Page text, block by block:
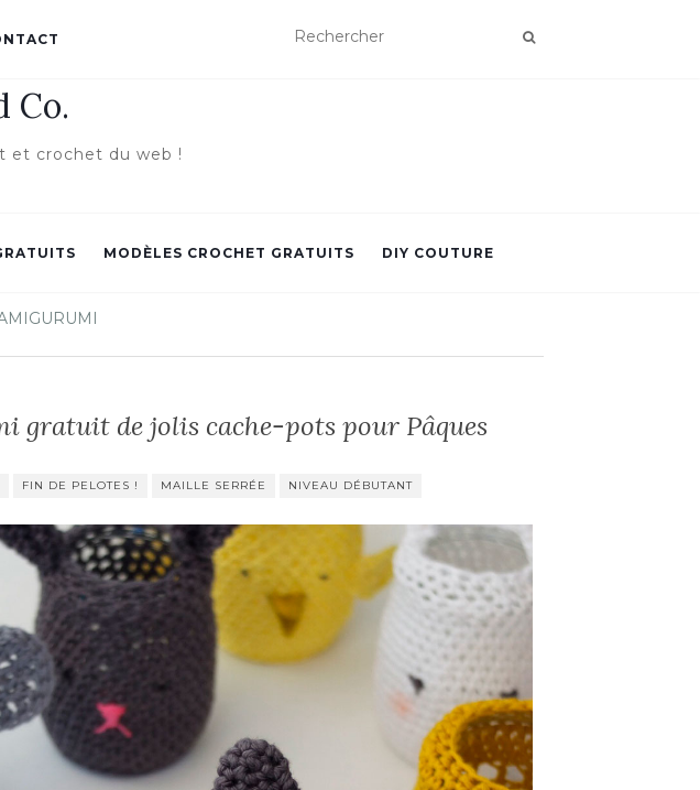
Co.
et crochet du web !
MODÈLES CROCHET GRATUITS DIY COUTURE
gratuit de jolis cache-pots pour Pâques
FIN DE PELOTES ! MAILLE SERRÉE NIVEAU DÉBUTANT